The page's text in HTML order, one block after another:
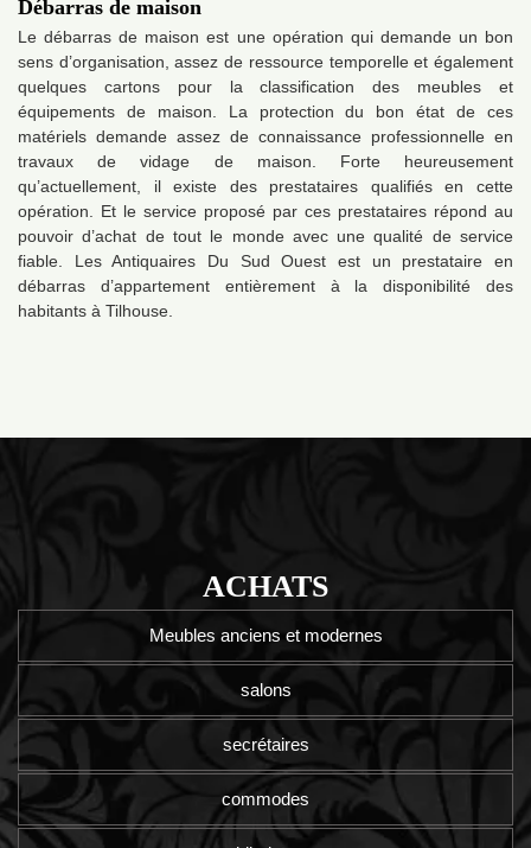
Débarras de maison
Le débarras de maison est une opération qui demande un bon
sens d’organisation, assez de ressource temporelle et également
quelques cartons pour la classification des meubles et
équipements de maison. La protection du bon état de ces
matériels demande assez de connaissance professionnelle en
travaux de vidage de maison. Forte heureusement
qu’actuellement, il existe des prestataires qualifiés en cette
opération. Et le service proposé par ces prestataires répond au
pouvoir d’achat de tout le monde avec une qualité de service
fiable. Les Antiquaires Du Sud Ouest est un prestataire en
débarras d’appartement entièrement à la disponibilité des
habitants à Tilhouse.
ACHATS
Meubles anciens et modernes
salons
secrétaires
commodes